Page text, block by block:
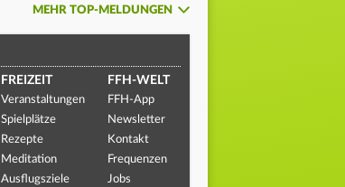
MEHR TOP-MELDUNGEN
FREIZEIT
Veranstaltungen
Spielplätze
Rezepte
Meditation
Ausflugsziele
FFH-WELT
FFH-App
Newsletter
Kontakt
Frequenzen
Jobs